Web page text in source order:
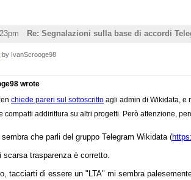
Re: Segnalazioni sulla base di accordi
by IvanScrooge98
wrote
chiede pareri sul sottoscritto agli admin di Wikidata, e
compatti addirittura su altri progetti. Però attenzione,
che parli del gruppo Telegram Wikidata (
scarsa trasparenza è corretto.
tacciarti di essere un "LTA" mi sembra